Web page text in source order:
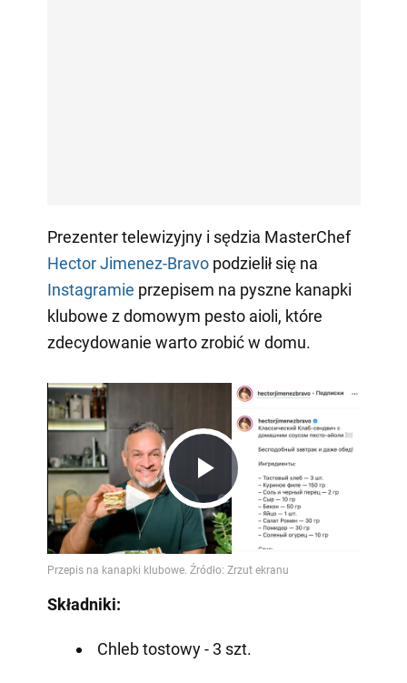
Prezenter telewizyjny i sędzia MasterChef
Hector Jimenez-Bravopodzielił się na
Instagramie przepisem na pyszne kanapki
klubowe z domowym pesto aioli, które
zdecydowanie warto zrobić w domu.
Play
Video
Składniki:
Chleb tostowy - 3 szt.